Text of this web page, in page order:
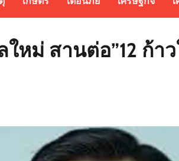
ใหม่ สานต่อ”12 ก้